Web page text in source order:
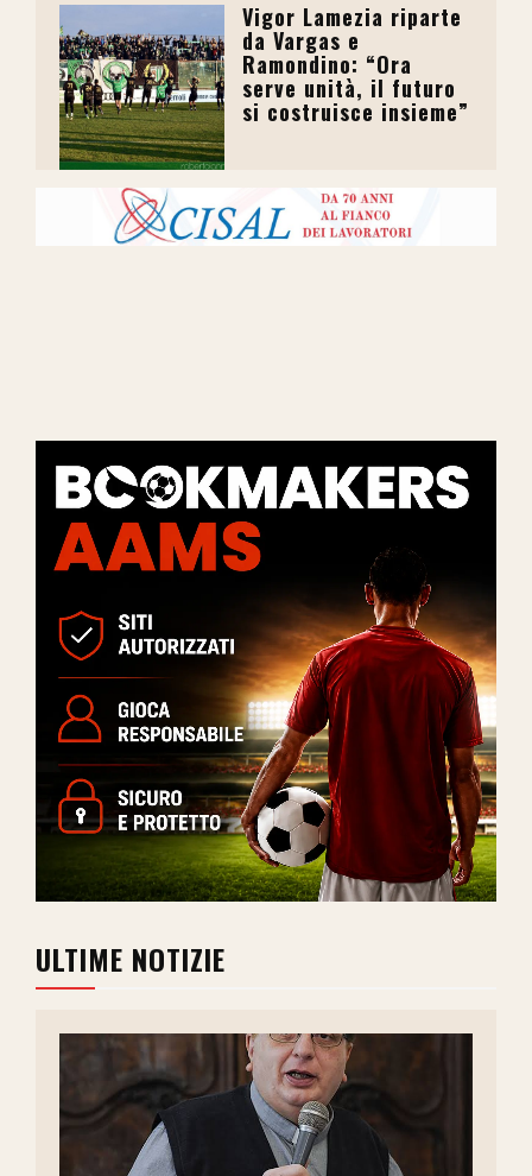
Vigor Lamezia riparte
da Vargas e
Ramondino: “Ora
serve unità, il futuro
si costruisce insieme”
ULTIME NOTIZIE